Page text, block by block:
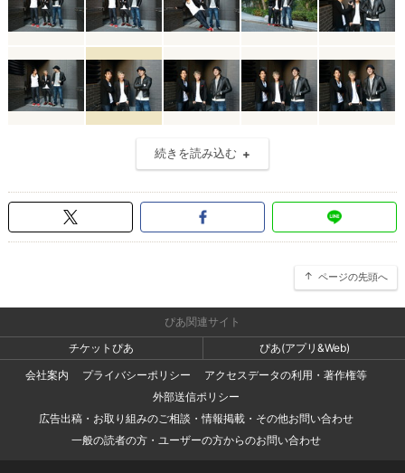
続きを読み込む
ページの先頭へ
ぴあ関連サイト
チケットぴあ
ぴあ(アプリ&Web)
会社案内
プライバシーポリシー
アクセスデータの利用・著作権等
外部送信ポリシー
広告出稿・お取り組みのご相談・情報掲載・その他お問い合わせ
一般の読者の方・ユーザーの方からのお問い合わせ